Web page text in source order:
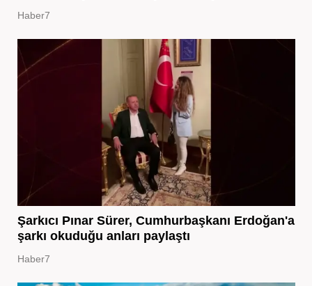
Haber7
Şarkıcı Pınar Sürer, Cumhurbaşkanı Erdoğan'a
şarkı okuduğu anları paylaştı
Haber7